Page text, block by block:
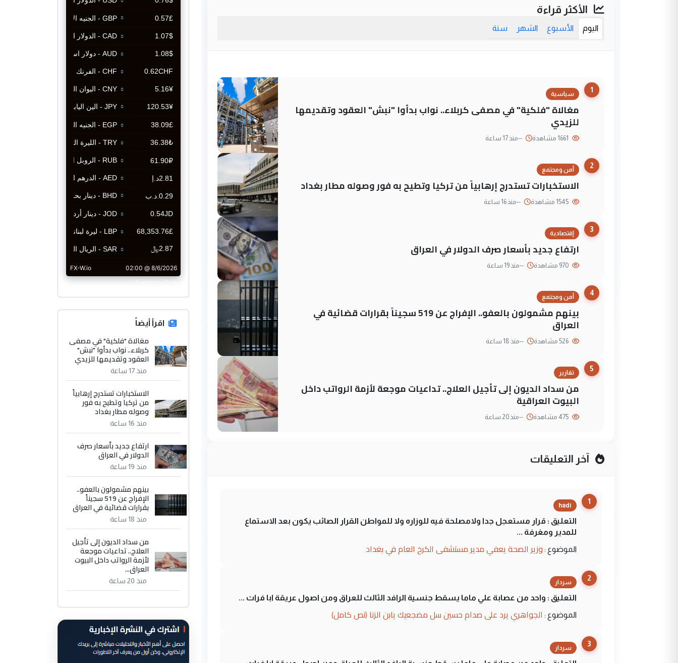
الأكثر قراءة
اليوم الأسبوع الشهر سنة
1
سياسية
مغالاة "فلكية" في مصفى كربلاء.. نواب بدأوا "نبش" العقود وتقديمها
للزيدي
--منذ 17 ساعة
2
أمن ومجتمع
الاستخبارات تستدرج إرهابياً من تركيا وتطيح به فور وصوله مطار بغداد
--منذ 16 ساعة
3
إقتصادية
ارتفاع جديد بأسعار صرف الدولار في العراق
--منذ 19 ساعة
4
أمن ومجتمع
بينهم مشمولون بالعفو.. الإفراج عن 519 سجيناً بقرارات قضائية في
العراق
--منذ 18 ساعة
5
تقارير
من سداد الديون إلى تأجيل العلاج.. تداعيات موجعة لأزمة الرواتب داخل
البيوت العراقية
--منذ 20 ساعة
آخر التعليقات
1
hadi
التعليق : قرار مستعجل جدا ولامصلحة فيه للوزاره ولا للمواطن القرار الصائب يكون بعد الاستماع
للمدير ومغرفة ...
الموضوع : وزير الصحة يعفي مدير مستشفى الكرخ العام في بغداد
2
سردار
التعليق : واحد من عصابة علي ماما يسقط جنسية الرافد الثالث للعراق ومن اصول عريقة ابا فرات ...
الموضوع : الجواهري يرد على صدام حسين سل مضجعيك يابن الزنا (نص كامل)
3
سردار
CurrencyRate
اقرأ أيضاً
مغالاة "فلكية" في مصفى
كربلاء.. نواب بدأوا "نبش"
العقود وتقديمها للزيدي
منذ 17 ساعة
الاستخبارات تستدرج إرهابياً
من تركيا وتطيح به فور
وصوله مطار بغداد
منذ 16 ساعة
ارتفاع جديد بأسعار صرف
الدولار في العراق
منذ 19 ساعة
بينهم مشمولون بالعفو..
الإفراج عن 519 سجيناً
بقرارات قضائية في العراق
منذ 18 ساعة
من سداد الديون إلى تأجيل
العلاج.. تداعيات موجعة
لأزمة الرواتب داخل البيوت
العراق...
منذ 20 ساعة